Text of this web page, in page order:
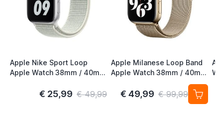
Apple Nike Sport Loop
Apple Watch 38mm / 40mm
€ 25,99 € 49,99
Apple Milanese Loop Band
Apple Watch 38mm / 40mm
/ 41mm / 42mm Gold (2nd
Gen)€ 49,99 € 99,99